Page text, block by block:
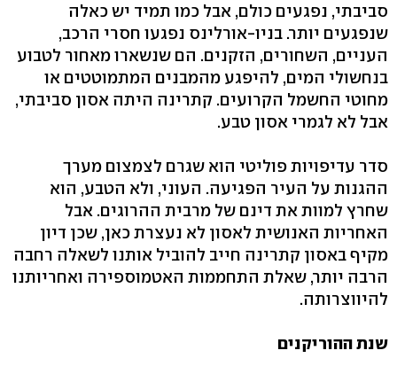
סביבתי, נפגעים כולם, אבל כמו תמיד יש כאלה
שנפגעים יותר. בניו-אורלינס נפגעו חסרי הרכב,
העניים, השחורים, הזקנים. הם שנשארו מאחור לטבוע
בנחשולי המים, להיפגע מהמבנים המתמוטטים או
מחוטי החשמל הקרועים. קתרינה היתה אסון סביבתי,
אבל לא לגמרי אסון טבע.
סדר עדיפויות פוליטי הוא שגרם לצמצום מערך
ההגנות על העיר הפגיעה. העוני, ולא הטבע, הוא
שחרץ למוות את דינם של מרבית ההרוגים. אבל
האחריות האנושית לאסון לא נעצרת כאן, שכן דיון
מקיף באסון קתרינה חייב להוביל אותנו לשאלה רחבה
הרבה יותר, שאלת התחממות האטמוספירה ואחריותנו
להיווצרותה.
שנת ההוריקנים